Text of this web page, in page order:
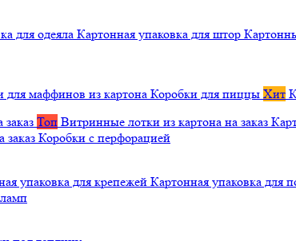
для одеяла Картонная упаковка для штор
для маффинов из картона Коробки для пиццы Хит
Топ Витринные лотки из картона на заказ
заказ Коробки с перфорацией
упаковка для крепежей Картонная упаковка для